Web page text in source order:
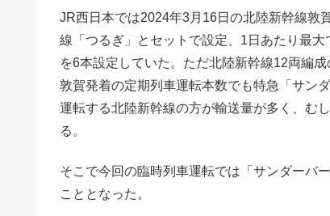
JR西日本では2024年3月16日の北陸新幹線敦
線「つるぎ」とセットで設定、1日あたり最
を6本設定していた。ただ北陸新幹線12両編
敦賀発着の定期列車運転本数でも特急「サン
運転する北陸新幹線の方が輸送量が多く、む
る。
そこで今回の臨時列車運転では「サンダーバ
こととなった。